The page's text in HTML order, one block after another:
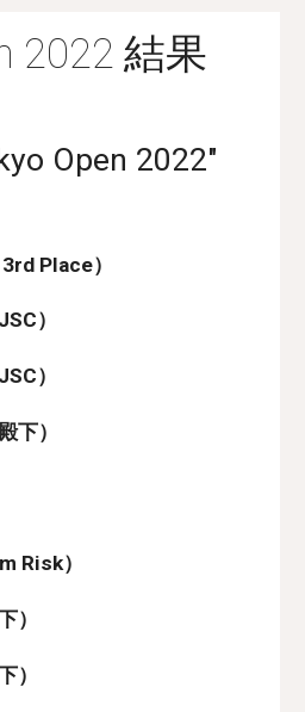
2022 結果
Open 2022"
Place）
）
）
下）
Risk）
）
）